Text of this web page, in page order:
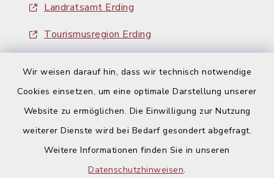
Wir weisen darauf hin, dass wir technisch notwendige
Cookies einsetzen, um eine optimale Darstellung unserer
Website zu ermöglichen. Die Einwilligung zur Nutzung
weiterer Dienste wird bei Bedarf gesondert abgefragt.
Weitere Informationen finden Sie in unseren
Datenschutzhinweisen.
Landratsamt Erding
Tourismusregion Erding
Kontakt